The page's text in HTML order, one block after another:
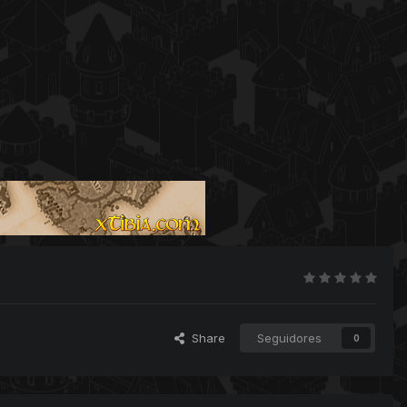
Share Seguidores 0